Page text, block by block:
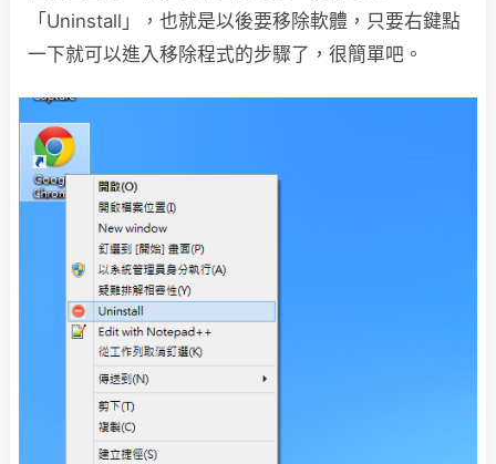
「Uninstall」，也就是以後要移除軟體，只要右鍵點
一下就可以進入移除程式的步驟了，很簡單吧。